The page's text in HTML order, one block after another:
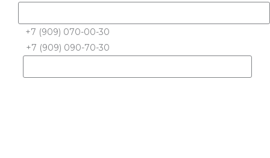
+7 (909) 070-00-30
+7 (909) 090-70-30